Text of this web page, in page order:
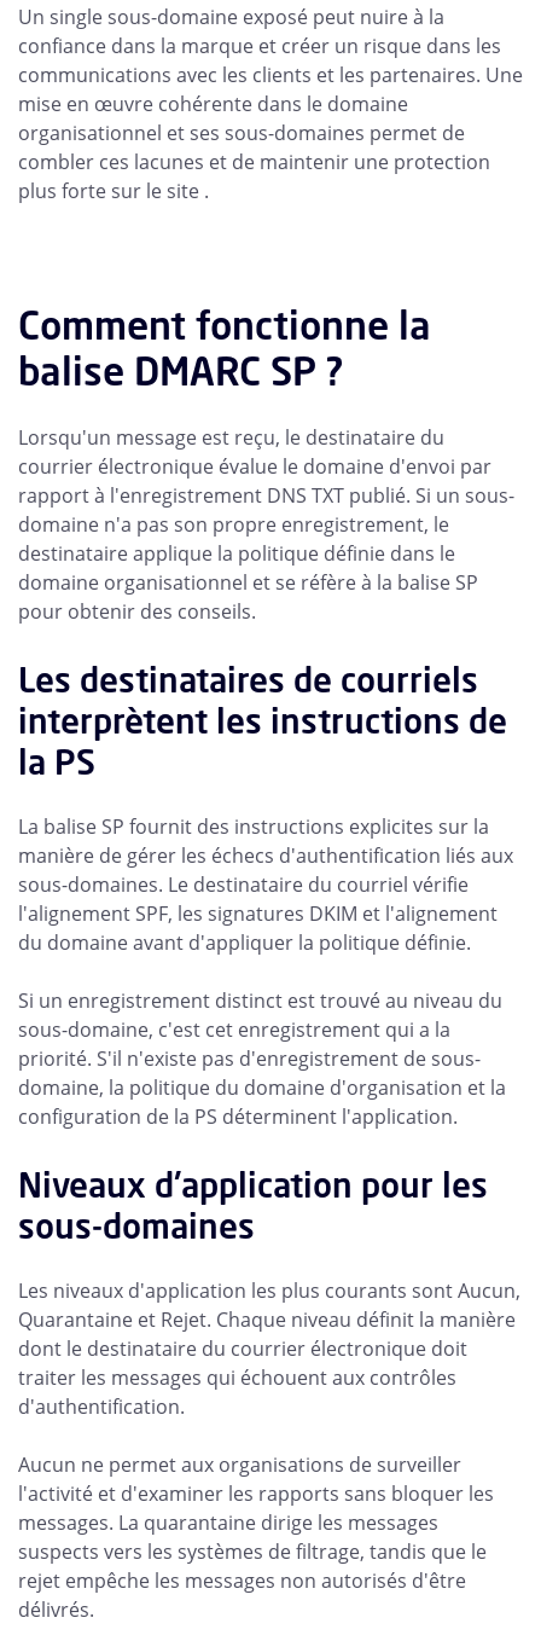
Un single sous-domaine exposé peut nuire à la
confiance dans la marque et créer un risque dans les
communications avec les clients et les partenaires. Une
mise en œuvre cohérente dans le domaine
organisationnel et ses sous-domaines permet de
combler ces lacunes et de maintenir une protection
plus forte sur le site .
Comment fonctionne la
balise DMARC SP ?
Lorsqu'un message est reçu, le destinataire du
courrier électronique évalue le domaine d'envoi par
rapport à l'enregistrement DNS TXT publié. Si un sous-
domaine n'a pas son propre enregistrement, le
destinataire applique la politique définie dans le
domaine organisationnel et se réfère à la balise SP
pour obtenir des conseils.
Les destinataires de courriels
interprètent les instructions de
la PS
La balise SP fournit des instructions explicites sur la
manière de gérer les échecs d'authentification liés aux
sous-domaines. Le destinataire du courriel vérifie
l'alignement SPF, les signatures DKIM et l'alignement
du domaine avant d'appliquer la politique définie.
Si un enregistrement distinct est trouvé au niveau du
sous-domaine, c'est cet enregistrement qui a la
priorité. S'il n'existe pas d'enregistrement de sous-
domaine, la politique du domaine d'organisation et la
configuration de la PS déterminent l'application.
Niveaux d'application pour les
sous-domaines
Les niveaux d'application les plus courants sont Aucun,
Quarantaine et Rejet. Chaque niveau définit la manière
dont le destinataire du courrier électronique doit
traiter les messages qui échouent aux contrôles
d'authentification.
Aucun ne permet aux organisations de surveiller
l'activité et d'examiner les rapports sans bloquer les
messages. La quarantaine dirige les messages
suspects vers les systèmes de filtrage, tandis que le
rejet empêche les messages non autorisés d'être
délivrés.